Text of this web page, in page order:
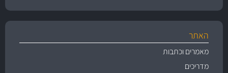
האתר
מאמרים וכתבות
מדריכים